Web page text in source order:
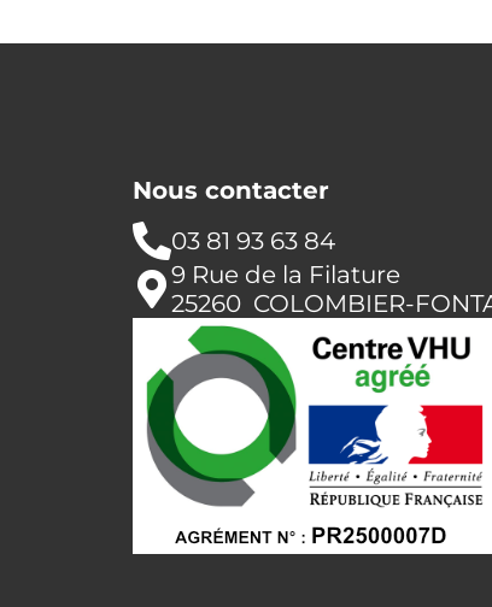
Nous contacter
03 81 93 63 84
9 Rue de la Filature
25260 COLOMBIER-